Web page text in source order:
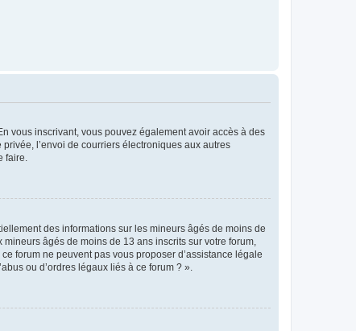
vous inscrivant, vous pouvez également avoir accès à des
l’envoi de courriers électroniques aux autres
faire.
des informations sur les mineurs âgés de moins de
âgés de moins de 13 ans inscrits sur votre forum,
forum ne peuvent pas vous proposer d’assistance légale
ou d’ordres légaux liés à ce forum ? ».